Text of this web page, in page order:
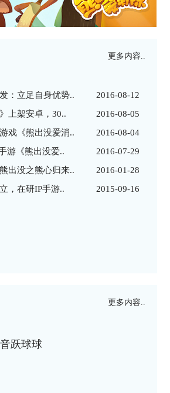
更多内容..
：立足自身优势..
2016-08-12
上架安卓，30..
2016-08-05
戏《熊出没爱消..
2016-08-04
游《熊出没爱..
2016-07-29
出没之熊心归来..
2016-01-28
，在研IP手游..
2015-09-16
更多内容..
音跃球球